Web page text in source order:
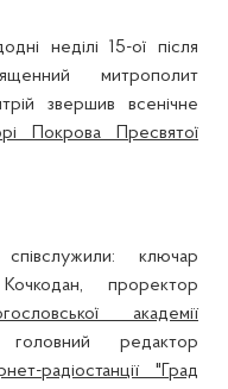
неділі 15-ої після
митрополит
звершив всенічне
Покрова Пресвятої
ключар
проректор
академії
редактор
радіостанції "Град